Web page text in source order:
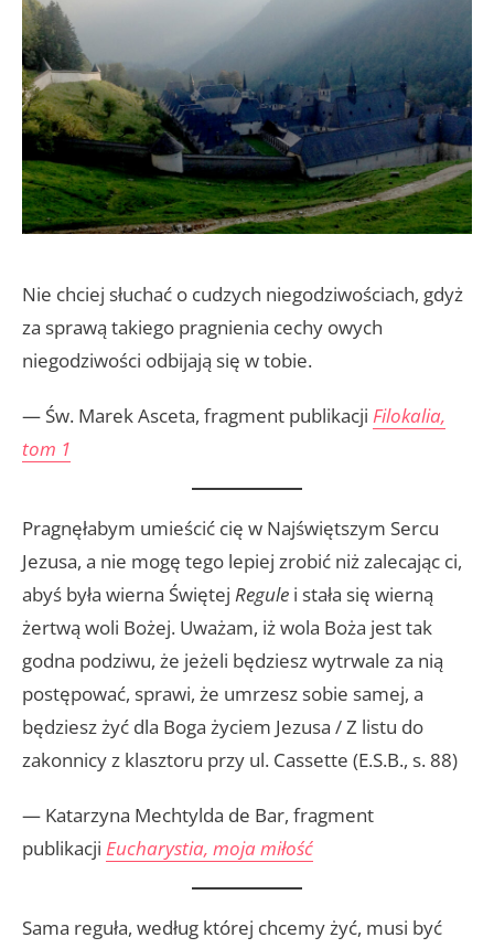
Nie chciej słuchać o cudzych niegodziwościach, gdyż
za sprawą takiego pragnienia cechy owych
niegodziwości odbijają się w tobie.
— Św. Marek Asceta, fragment publikacji Filokalia,
tom 1
Pragnęłabym umieścić cię w Najświętszym Sercu
Jezusa, a nie mogę tego lepiej zrobić niż zalecając ci,
abyś była wierna Świętej Regule i stała się wierną
żertwą woli Bożej. Uważam, iż wola Boża jest tak
godna podziwu, że jeżeli będziesz wytrwale za nią
postępować, sprawi, że umrzesz sobie samej, a
będziesz żyć dla Boga życiem Jezusa / Z listu do
zakonnicy z klasztoru przy ul. Cassette (E.S.B., s. 88)
— Katarzyna Mechtylda de Bar, fragment
publikacji Eucharystia, moja miłość
Sama reguła, według której chcemy żyć, musi być